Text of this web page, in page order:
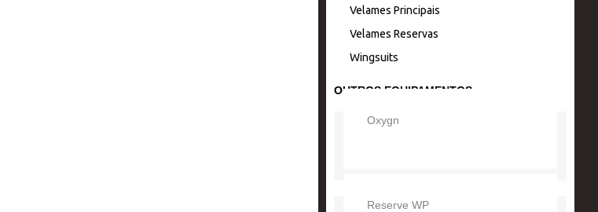
Velames Principais
Velames Reservas
Wingsuits
OUTROS EQUIPAMENTOS
Oxygn
Reserve WP